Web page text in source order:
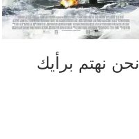
نحن نهتم برأيك